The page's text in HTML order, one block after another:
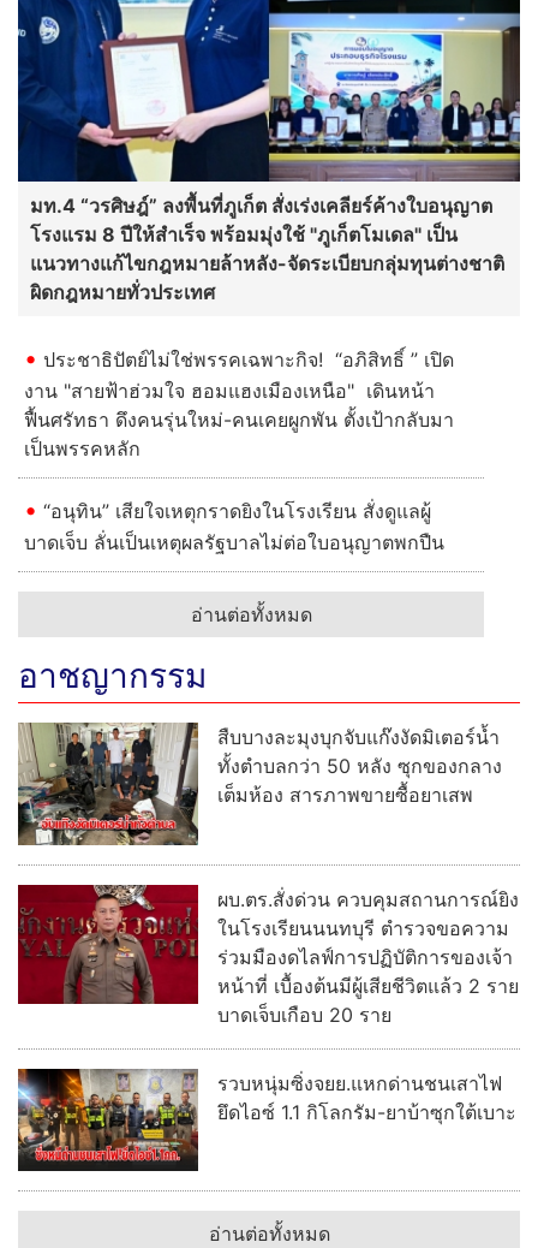
มท.4 “วรศิษฎ์” ลงพื้นที่ภูเก็ต สั่งเร่งเคลียร์ค้างใบอนุญาต
โรงแรม 8 ปีให้สำเร็จ พร้อมมุ่งใช้ "ภูเก็ตโมเดล" เป็น
แนวทางแก้ไขกฎหมายล้าหลัง-จัดระเบียบกลุ่มทุนต่างชาติ
ผิดกฎหมายทั่วประเทศ
ประชาธิปัตย์ไม่ใช่พรรคเฉพาะกิจ! “อภิสิทธิ์ ” เปิด
งาน "สายฟ้าฮ่วมใจ ฮอมแฮงเมืองเหนือ" เดินหน้า
ฟื้นศรัทธา ดึงคนรุ่นใหม่-คนเคยผูกพัน ตั้งเป้ากลับมา
เป็นพรรคหลัก
“อนุทิน” เสียใจเหตุกราดยิงในโรงเรียน สั่งดูแลผู้
บาดเจ็บ ลั่นเป็นเหตุผลรัฐบาลไม่ต่อใบอนุญาตพกปืน
อ่านต่อทั้งหมด
อาชญากรรม
สืบบางละมุงบุกจับแก๊งงัดมิเตอร์น้ำ
ทั้งตำบลกว่า 50 หลัง ซุกของกลาง
เต็มห้อง สารภาพขายซื้อยาเสพ
ผบ.ตร.สั่งด่วน ควบคุมสถานการณ์ยิง
ในโรงเรียนนนทบุรี ตำรวจขอความ
ร่วมมืองดไลฟ์การปฏิบัติการของเจ้า
หน้าที่ เบื้องต้นมีผู้เสียชีวิตแล้ว 2 ราย
บาดเจ็บเกือบ 20 ราย
รวบหนุ่มซิ่งจยย.แหกด่านชนเสาไฟ
ยึดไอซ์ 1.1 กิโลกรัม-ยาบ้าซุกใต้เบาะ
อ่านต่อทั้งหมด